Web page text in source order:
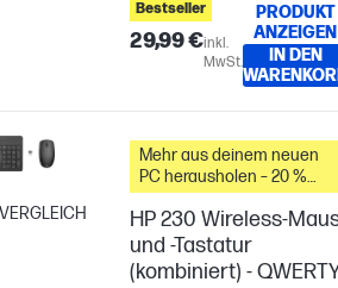
den ganzen Tag über
produktiv.
Bestseller
29,99 €inkl.
MwSt.
PRODUKT
ANZEIGEN
IN DEN
zum Vergleichen
Mehr aus deinem neuen
PC herausholen – 20 %
Rabatt auf Zubehör
HP 230 Wireless-
und -Tastatur
(kombiniert) -